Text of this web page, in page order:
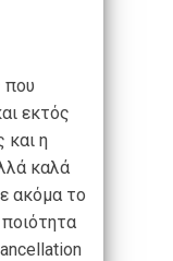
που
εκτός
και η
καλά
ακόμα το